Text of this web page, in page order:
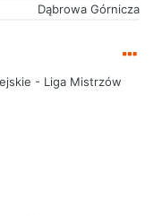
Dąbrowa Górnicza
- Liga Mistrzów